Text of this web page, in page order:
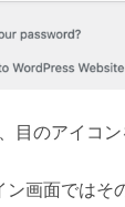
のアイコン
ン画面では